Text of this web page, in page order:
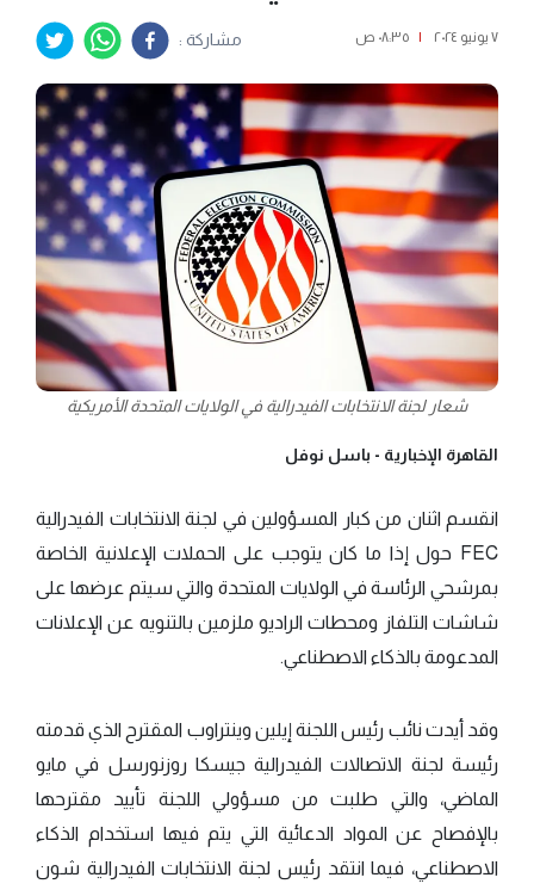
٧ يونيو ٢٠٢٤ | ٠٨:٣٥ ص مشاركة :
شعار لجنة الانتخابات الفيدرالية في الولايات المتحدة الأمريكية
القاهرة الإخبارية - باسل نوفل
انقسم اثنان من كبار المسؤولين في لجنة الانتخابات الفيدرالية
FEC حول إذا ما كان يتوجب على الحملات الإعلانية الخاصة
بمرشحي الرئاسة في الولايات المتحدة والتي سيتم عرضها على
شاشات التلفاز ومحطات الراديو ملزمين بالتنويه عن الإعلانات
المدعومة بالذكاء الاصطناعي.
وقد أيدت نائب رئيس اللجنة إيلين وينتراوب المقترح الذي قدمته
رئيسة لجنة الاتصالات الفيدرالية جيسكا روزنورسل في مايو
الماضي، والتي طلبت من مسؤولي اللجنة تأييد مقترحها
بالإفصاح عن المواد الدعائية التي يتم فيها استخدام الذكاء
الاصطناعي، فيما انتقد رئيس لجنة الانتخابات الفيدرالية شون